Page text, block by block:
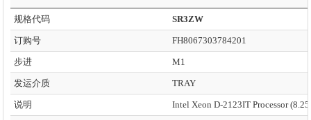
规格代码 SR3ZW
订购号 FH8067303784201
步进 M1
发运介质 TRAY
说明